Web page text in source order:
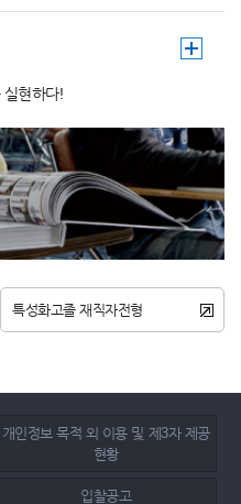
실현하다!
특성화고졸 재직자전형
개인정보 목적 외 이용 및 제3자 제공
현황
입찰공고